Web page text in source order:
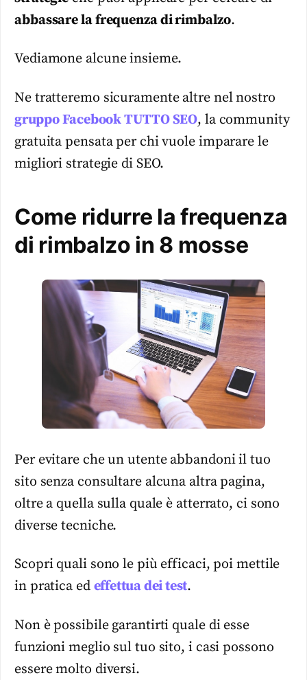
abbassare la frequenza di rimbalzo.
Vediamone alcune insieme.
Ne tratteremo sicuramente altre nel nostro
gruppo Facebook TUTTO SEO, la community
gratuita pensata per chi vuole imparare le
migliori strategie di SEO.
Come ridurre la frequenza
di rimbalzo in 8 mosse
Per evitare che un utente abbandoni il tuo
sito senza consultare alcuna altra pagina,
oltre a quella sulla quale è atterrato, ci sono
diverse tecniche.
Scopri quali sono le più efficaci, poi mettile
in pratica ed effettua dei test.
Non è possibile garantirti quale di esse
funzioni meglio sul tuo sito, i casi possono
essere molto diversi.